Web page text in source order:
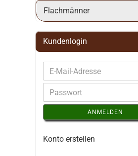
Flachmänner
Kundenlogin
ANMELDEN
Konto erstellen